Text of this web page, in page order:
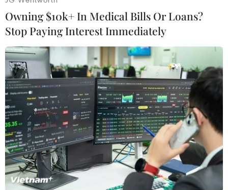
Theo dõi VietnamPlus
TIN LIÊN QUAN
Owning $10k+ In Medical Bills Or Loans?
Stop Paying Interest Immediately